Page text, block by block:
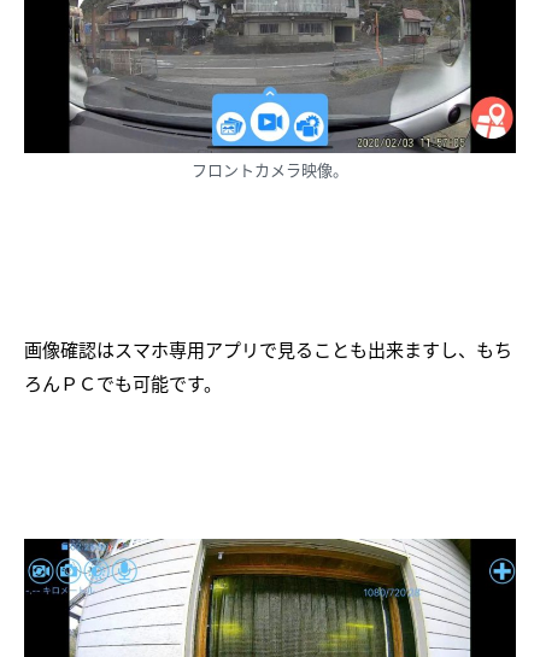
フロントカメラ映像。
画像確認はスマホ専用アプリで見ることも出来ますし、もち
ろんＰＣでも可能です。